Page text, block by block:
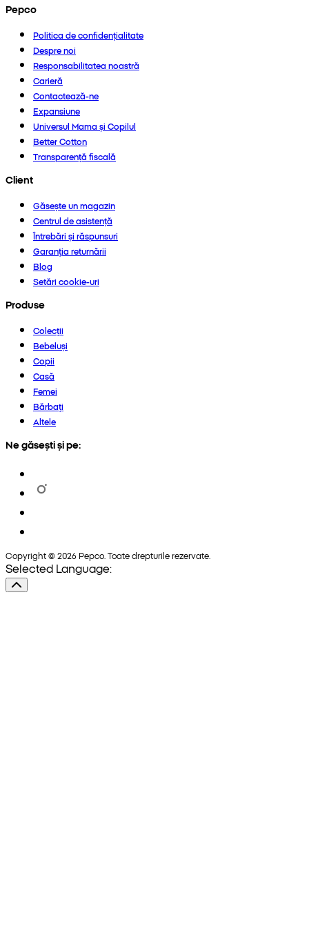
Pepco
Politica de confidențialitate
Despre noi
Responsabilitatea noastră
Carieră
Contactează-ne
Expansiune
Universul Mama și Copilul
Better Cotton
Transparență fiscală
Client
Găsește un magazin
Centrul de asistență
Întrebări și răspunsuri
Garanția returnării
Blog
Setări cookie-uri
Produse
Colecții
Bebeluși
Copii
Casă
Femei
Bărbați
Altele
Ne găsești și pe:
Copyright © 2026 Pepco. Toate drepturile rezervate.
Selected Language: